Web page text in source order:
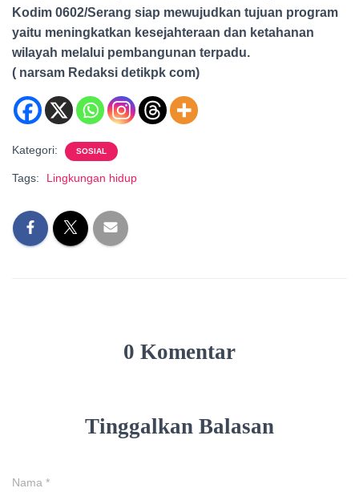
Kodim 0602/Serang siap mewujudkan tujuan program
yaitu meningkatkan kesejahteraan dan ketahanan
wilayah melalui pembangunan terpadu.
( narsam Redaksi detikpk com)
Kategori: SOSIAL
Tags: Lingkungan hidup
0 Komentar
Tinggalkan Balasan
Nama *